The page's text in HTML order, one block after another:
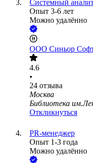
Системный
Опыт 3-6 лет
Можно удалённо
ООО Синьор
4.6
•
24 отзыва
Москва
Библиотека
Откликнуться
PR-менеджер
Опыт 1-3 года
Можно удалённо